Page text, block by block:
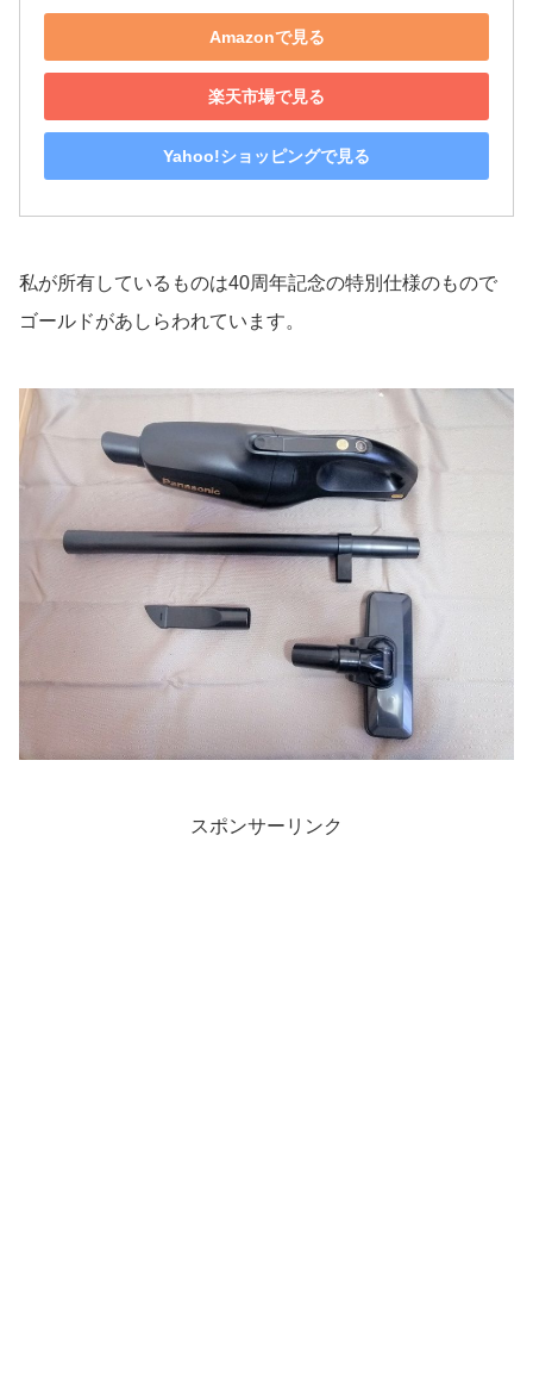
Amazonで見る
楽天市場で見る
Yahoo!ショッピングで見る
私が所有しているものは40周年記念の特別仕様のもので
ゴールドがあしらわれています。
スポンサーリンク